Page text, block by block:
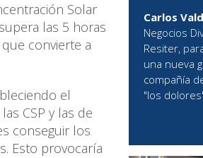
Solar
las 5 horas
convierte a
el
CSP y las de
conseguir los
Esto provocaría
Carlos
Negocios
Resiter,
una nueva
compañía
"los